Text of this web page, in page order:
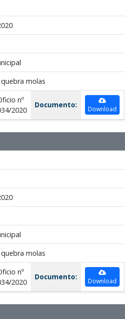
molas
nº
2020
Documento: Download
molas
nº
2020
Documento: Download